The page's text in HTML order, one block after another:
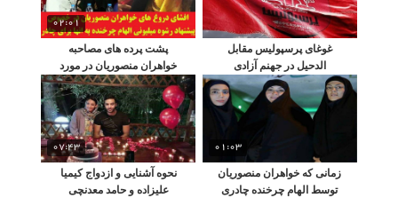
غوغای پرسپولیس مقابل
الدحیل در جهنم آزادی
02:01
پشت پرده های مصاحبه
خواهران منصوریان در مورد
الهام چرخنده
01:03
زمانی که خواهران منصوریان
توسط الهام چرخنده چادری
07:43
نحوه آشنایی و ازدواج کیمیا
علیزاده و حامد معدنچی